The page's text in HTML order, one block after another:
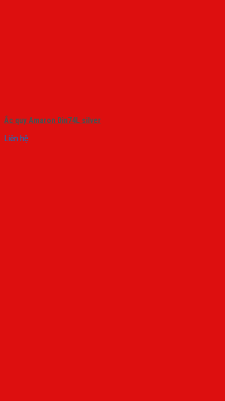
Ắc quy Amaron Din74L silver
Liên hệ